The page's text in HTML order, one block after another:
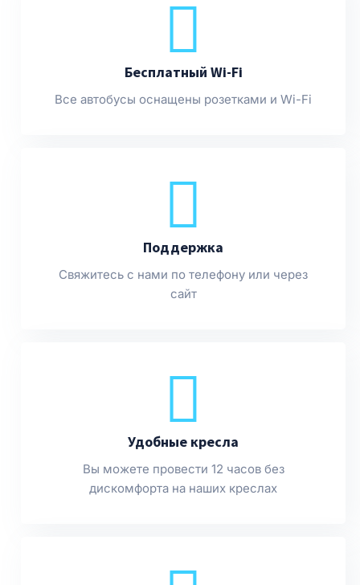
Бесплатный Wi-Fi
Все автобусы оснащены розетками и Wi-Fi
Поддержка
Свяжитесь с нами по телефону или через
сайт
Удобные кресла
Вы можете провести 12 часов без
дискомфорта на наших креслах